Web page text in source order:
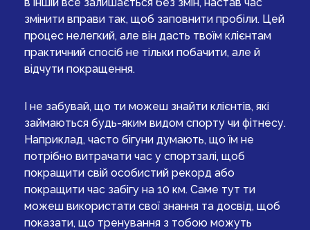
змінити вправи так, щоб заповнити пробіли. Цей
процес нелегкий, але він дасть твоїм клієнтам
практичний спосіб не тільки побачити, але й
відчути покращення.
І не забувай, що ти можеш знайти клієнтів, які
займаються будь-яким видом спорту чи фітнесу.
Наприклад, часто бігуни думають, що їм не
потрібно витрачати час у спортзалі, щоб
покращити свій особистий рекорд або
покращити час забігу на 10 км. Саме тут ти
можеш використати свої знання та досвід, щоб
показати, що тренування з тобою можуть